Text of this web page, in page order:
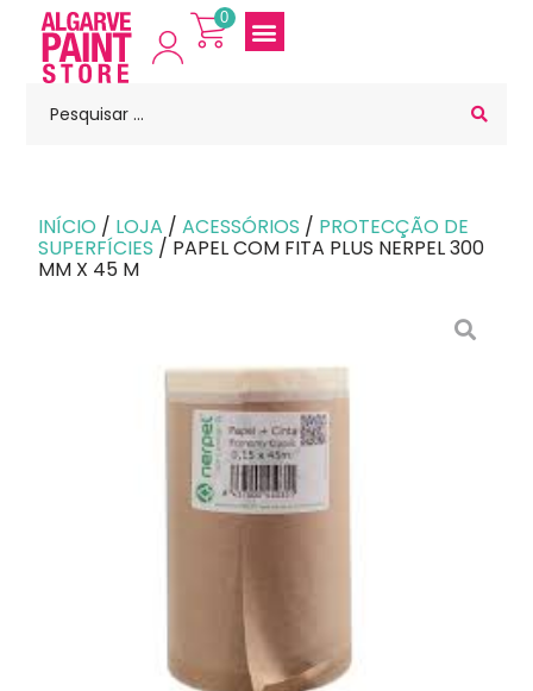
0
INÍCIO / LOJA /ACESSÓRIOS / PROTECÇÃO DE
SUPERFÍCIES / PAPEL COM FITA PLUS NERPEL 300
MM X 45 M